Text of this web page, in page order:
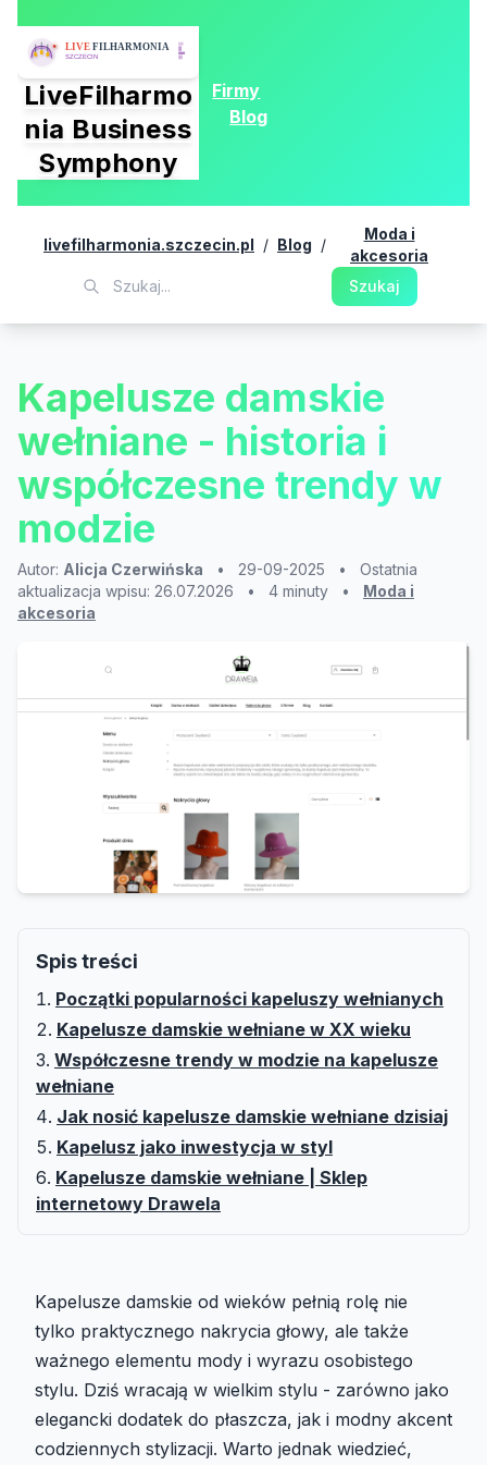
LiveFilharmo
nia Business
Symphony
Firmy
Blog
livefilharmonia.szczecin.pl / Blog /
Moda i
akcesoria
Szukaj
Kapelusze damskie
wełniane - historia i
współczesne trendy w
modzie
Autor: Alicja Czerwińska • 29-09-2025 •
Ostatnia
aktualizacja wpisu: 26.07.2026
• 4 minuty •
Moda i
akcesoria
Spis treści
Początki popularności kapeluszy wełnianych
Kapelusze damskie wełniane w XX wieku
Współczesne trendy w modzie na kapelusze
wełniane
Jak nosić kapelusze damskie wełniane dzisiaj
Kapelusz jako inwestycja w styl
Kapelusze damskie wełniane | Sklep
internetowy Drawela
Kapelusze damskie od wieków pełnią rolę nie
tylko praktycznego nakrycia głowy, ale także
ważnego elementu mody i wyrazu osobistego
stylu. Dziś wracają w wielkim stylu - zarówno jako
elegancki dodatek do płaszcza, jak i modny akcent
codziennych stylizacji. Warto jednak wiedzieć,